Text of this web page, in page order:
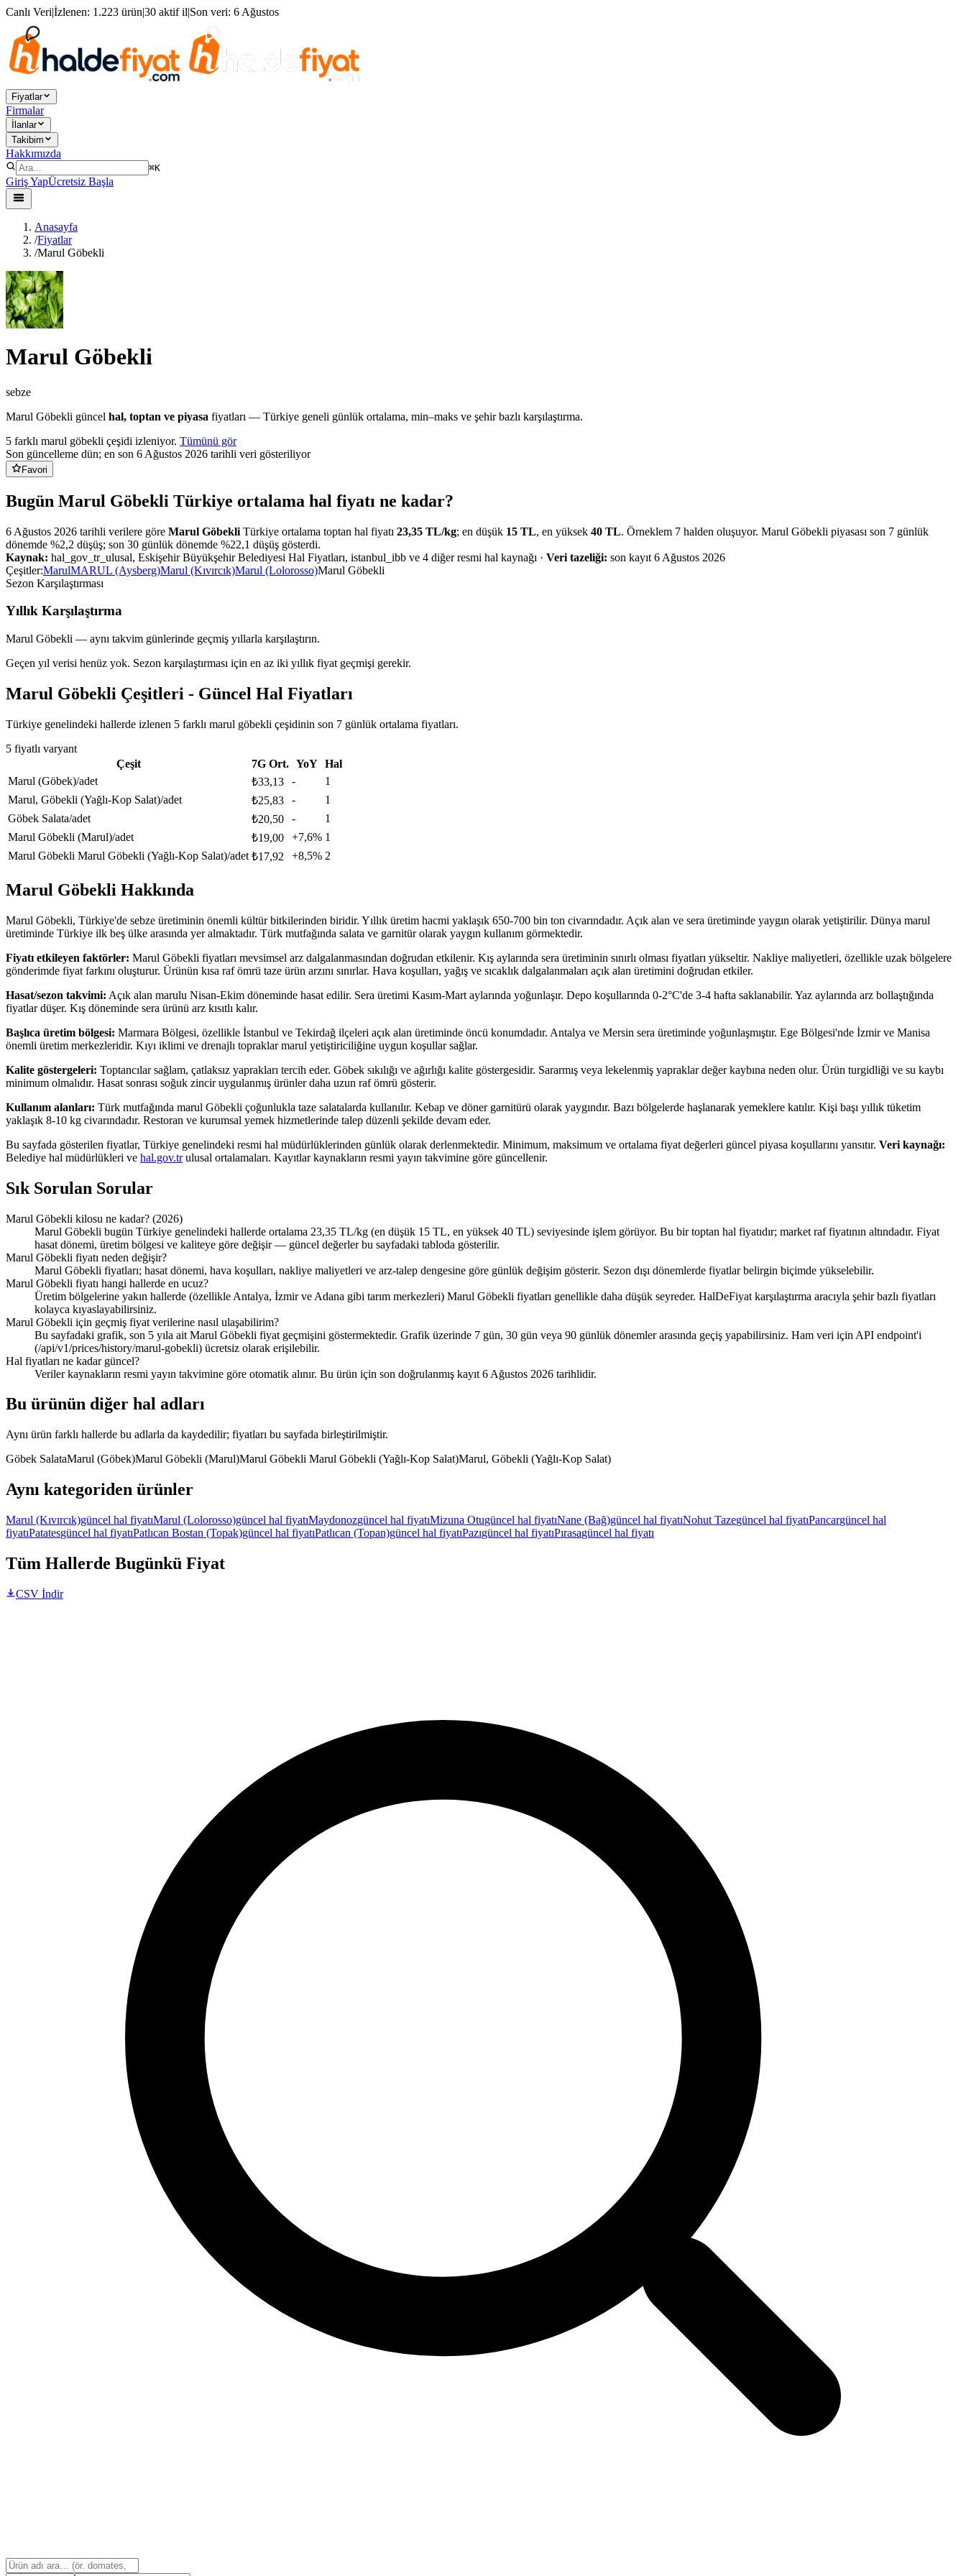
Canlı Veri|İzlenen: 1.223 ürün|30 aktif il|Son veri: 6 Ağustos
Fiyatlar
Firmalar
İlanlar
Takibim
Hakkımızda
⌘K
Giriş YapÜcretsiz Başla
Anasayfa
/Fiyatlar
/Marul Göbekli
Marul Göbekli
sebze
Marul Göbekli güncel hal, toptan ve piyasa fiyatları — Türkiye geneli günlük ortalama, min–maks ve şehir bazlı karşılaştırma.
5 farklı marul göbekli çeşidi izleniyor. Tümünü gör
Son güncelleme dün; en son 6 Ağustos 2026 tarihli veri gösteriliyor
Favori
Bugün Marul Göbekli Türkiye ortalama hal fiyatı ne kadar?
6 Ağustos 2026 tarihli verilere göre Marul Göbekli Türkiye ortalama toptan hal fiyatı 23,35 TL/kg; en düşük 15 TL, en yüksek 40 TL. Örneklem 7 halden oluşuyor. Marul Göbekli piyasası son 7 günlük
dönemde %2,2 düşüş; son 30 günlük dönemde %22,1 düşüş gösterdi.
Kaynak: hal_gov_tr_ulusal, Eskişehir Büyükşehir Belediyesi Hal Fiyatları, istanbul_ibb ve 4 diğer resmi hal kaynağı · Veri tazeliği: son kayıt 6 Ağustos 2026
Çeşitler:MarulMARUL (Aysberg)Marul (Kıvırcık)Marul (Lolorosso)Marul Göbekli
Sezon Karşılaştırması
Yıllık Karşılaştırma
Marul Göbekli — aynı takvim günlerinde geçmiş yıllarla karşılaştırın.
Geçen yıl verisi henüz yok. Sezon karşılaştırması için en az iki yıllık fiyat geçmişi gerekir.
Marul Göbekli Çeşitleri - Güncel Hal Fiyatları
Türkiye genelindeki hallerde izlenen 5 farklı marul göbekli çeşidinin son 7 günlük ortalama fiyatları.
5 fiyatlı varyant
Çeşit
7G Ort. YoY Hal
Marul (Göbek)/adet ₺33,13 -
1
Marul, Göbekli (Yağlı-Kop Salat)/adet ₺25,83 -
1
Göbek Salata/adet ₺20,50 -
1
Marul Göbekli (Marul)/adet ₺19,00 +7,6% 1
Marul Göbekli Marul Göbekli (Yağlı-Kop Salat)/adet ₺17,92 +8,5% 2
Marul Göbekli Hakkında
Marul Göbekli, Türkiye'de sebze üretiminin önemli kültür bitkilerinden biridir. Yıllık üretim hacmi yaklaşık 650-700 bin ton civarındadır. Açık alan ve sera üretiminde yaygın olarak yetiştirilir. Dünya marul
üretiminde Türkiye ilk beş ülke arasında yer almaktadır. Türk mutfağında salata ve garnitür olarak yaygın kullanım görmektedir.
Fiyatı etkileyen faktörler: Marul Göbekli fiyatları mevsimsel arz dalgalanmasından doğrudan etkilenir. Kış aylarında sera üretiminin sınırlı olması fiyatları yükseltir. Nakliye maliyetleri, özellikle uzak bölgelere
gönderimde fiyat farkını oluşturur. Ürünün kısa raf ömrü taze ürün arzını sınırlar. Hava koşulları, yağış ve sıcaklık dalgalanmaları açık alan üretimini doğrudan etkiler.
Hasat/sezon takvimi: Açık alan marulu Nisan-Ekim döneminde hasat edilir. Sera üretimi Kasım-Mart aylarında yoğunlaşır. Depo koşullarında 0-2°C'de 3-4 hafta saklanabilir. Yaz aylarında arz bollaştığında
fiyatlar düşer. Kış döneminde sera ürünü arz kısıtlı kalır.
Başlıca üretim bölgesi: Marmara Bölgesi, özellikle İstanbul ve Tekirdağ ilçeleri açık alan üretiminde öncü konumdadır. Antalya ve Mersin sera üretiminde yoğunlaşmıştır. Ege Bölgesi'nde İzmir ve Manisa
önemli üretim merkezleridir. Kıyı iklimi ve drenajlı topraklar marul yetiştiriciliğine uygun koşullar sağlar.
Kalite göstergeleri: Toptancılar sağlam, çatlaksız yaprakları tercih eder. Göbek sıkılığı ve ağırlığı kalite göstergesidir. Sararmış veya lekelenmiş yapraklar değer kaybına neden olur. Ürün turgidliği ve su kaybı
minimum olmalıdır. Hasat sonrası soğuk zincir uygulanmış ürünler daha uzun raf ömrü gösterir.
Kullanım alanları: Türk mutfağında marul Göbekli çoğunlukla taze salatalarda kullanılır. Kebap ve döner garnitürü olarak yaygındır. Bazı bölgelerde haşlanarak yemeklere katılır. Kişi başı yıllık tüketim
yaklaşık 8-10 kg civarındadır. Restoran ve kurumsal yemek hizmetlerinde talep düzenli şekilde devam eder.
Bu sayfada gösterilen fiyatlar, Türkiye genelindeki resmi hal müdürlüklerinden günlük olarak derlenmektedir. Minimum, maksimum ve ortalama fiyat değerleri güncel piyasa koşullarını yansıtır. Veri kaynağı:
Belediye hal müdürlükleri ve hal.gov.tr ulusal ortalamaları. Kayıtlar kaynakların resmi yayın takvimine göre güncellenir.
Sık Sorulan Sorular
Marul Göbekli kilosu ne kadar? (2026)
Marul Göbekli bugün Türkiye genelindeki hallerde ortalama 23,35 TL/kg (en düşük 15 TL, en yüksek 40 TL) seviyesinde işlem görüyor. Bu bir toptan hal fiyatıdır; market raf fiyatının altındadır. Fiyat
hasat dönemi, üretim bölgesi ve kaliteye göre değişir — güncel değerler bu sayfadaki tabloda gösterilir.
Marul Göbekli fiyatı neden değişir?
Marul Göbekli fiyatları; hasat dönemi, hava koşulları, nakliye maliyetleri ve arz-talep dengesine göre günlük değişim gösterir. Sezon dışı dönemlerde fiyatlar belirgin biçimde yükselebilir.
Marul Göbekli fiyatı hangi hallerde en ucuz?
Üretim bölgelerine yakın hallerde (özellikle Antalya, İzmir ve Adana gibi tarım merkezleri) Marul Göbekli fiyatları genellikle daha düşük seyreder. HalDeFiyat karşılaştırma aracıyla şehir bazlı fiyatları
kolayca kıyaslayabilirsiniz.
Marul Göbekli için geçmiş fiyat verilerine nasıl ulaşabilirim?
Bu sayfadaki grafik, son 5 yıla ait Marul Göbekli fiyat geçmişini göstermektedir. Grafik üzerinde 7 gün, 30 gün veya 90 günlük dönemler arasında geçiş yapabilirsiniz. Ham veri için API endpoint'i
(/api/v1/prices/history/marul-gobekli) ücretsiz olarak erişilebilir.
Hal fiyatları ne kadar güncel?
Veriler kaynakların resmi yayın takvimine göre otomatik alınır. Bu ürün için son doğrulanmış kayıt 6 Ağustos 2026 tarihlidir.
Bu ürünün diğer hal adları
Aynı ürün farklı hallerde bu adlarla da kaydedilir; fiyatları bu sayfada birleştirilmiştir.
Göbek SalataMarul (Göbek)Marul Göbekli (Marul)Marul Göbekli Marul Göbekli (Yağlı-Kop Salat)Marul, Göbekli (Yağlı-Kop Salat)
Aynı kategoriden ürünler
Marul (Kıvırcık)güncel hal fiyatıMarul (Lolorosso)güncel hal fiyatıMaydonozgüncel hal fiyatıMizuna Otugüncel hal fiyatıNane (Bağ)güncel hal fiyatıNohut Tazegüncel hal fiyatıPancargüncel hal
fiyatıPatatesgüncel hal fiyatıPatlıcan Bostan (Topak)güncel hal fiyatıPatlıcan (Topan)güncel hal fiyatıPazıgüncel hal fiyatıPırasagüncel hal fiyatı
Tüm Hallerde Bugünkü Fiyat
CSV İndir